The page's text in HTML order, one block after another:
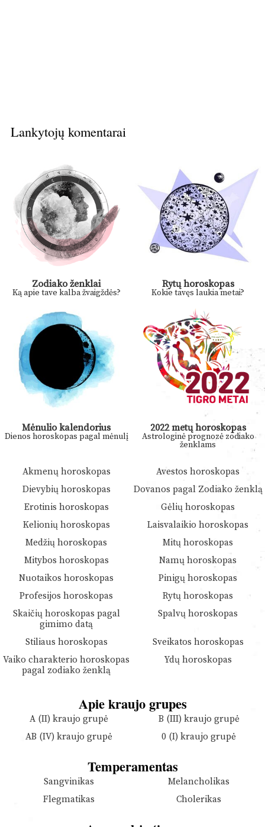
Lankytojų komentarai
Zodiako ženklai
Ką apie tave kalba žvaigždės?
Rytų horoskopas
Kokie tavęs laukia metai?
Mėnulio kalendorius
Dienos horoskopas pagal mėnulį
2022 metų horoskopas
Astrologinė prognozė zodiako
ženklams
Akmenų horoskopas
Avestos horoskopas
Dievybių horoskopas
Dovanos pagal Zodiako ženklą
Erotinis horoskopas
Gėlių horoskopas
Kelionių horoskopas
Laisvalaikio horoskopas
Medžių horoskopas
Mitų horoskopas
Mitybos horoskopas
Namų horoskopas
Nuotaikos horoskopas
Pinigų horoskopas
Profesijos horoskopas
Rytų horoskopas
Skaičių horoskopas pagal
gimimo datą
Spalvų horoskopas
Stiliaus horoskopas
Sveikatos horoskopas
Vaiko charakterio horoskopas
pagal zodiako ženklą
Ydų horoskopas
Apie kraujo grupes
A (II) kraujo grupė
B (III) kraujo grupė
AB (IV) kraujo grupė
0 (I) kraujo grupė
Temperamentas
Sangvinikas
Melancholikas
Flegmatikas
Cholerikas